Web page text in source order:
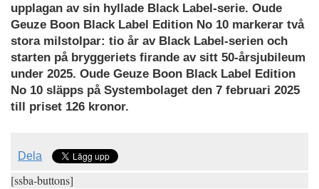
upplagan av sin hyllade Black Label-serie. Oude
Geuze Boon Black Label Edition No 10 markerar två
stora milstolpar: tio år av Black Label-serien och
starten på bryggeriets firande av sitt 50-årsjubileum
under 2025. Oude Geuze Boon Black Label Edition
No 10 släpps på Systembolaget den 7 februari 2025
till priset 126 kronor.
Dela
[ssba-buttons]